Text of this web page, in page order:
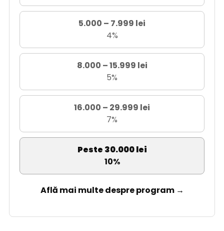
5.000 – 7.999 lei
4%
8.000 – 15.999 lei
5%
16.000 – 29.999 lei
7%
Peste 30.000 lei
10%
Află mai multe despre program →